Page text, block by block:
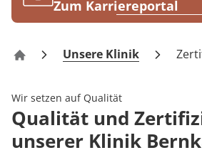
Blog
Karriere
Zum Karriereportal
Reha-Zentrum Bernkastel-Kues
Unsere Klinik
Wir setzen auf Qualität
Qualität und
unserer Klinik